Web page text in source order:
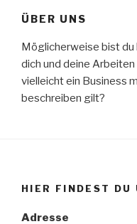
ÜBER UNS
Möglicherweise bist
dich und deine
vielleicht ein Business
beschreiben gilt?
HIER FINDEST DU
Adresse